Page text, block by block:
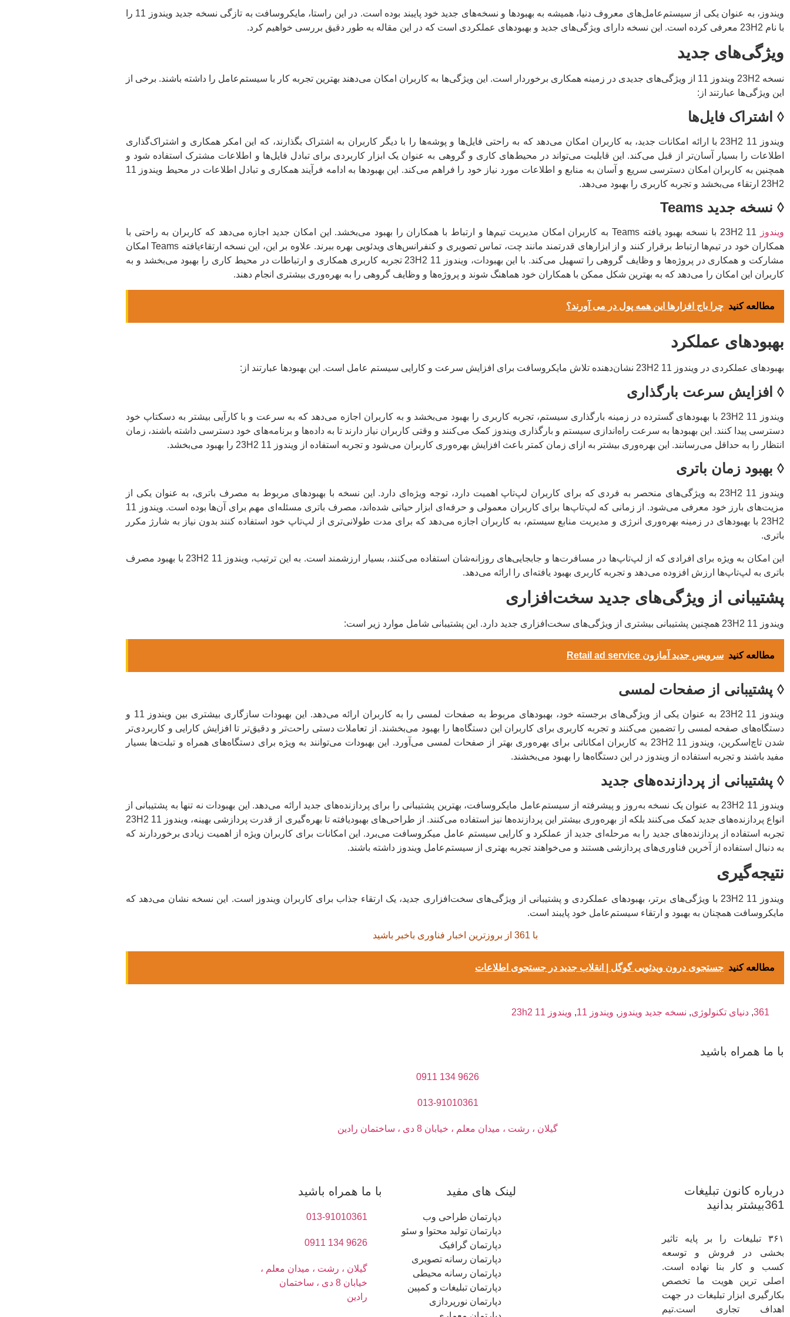
ویندوز، به عنوان یکی از سیستم‌عامل‌های معروف دنیا، همیشه به بهبودها و نسخه‌های جدید خود پایبند بوده است. در این راستا، مایکروسافت به تازگی نسخه جدید ویندوز 11 را
با نام 23H2 معرفی کرده است. این نسخه دارای ویژگی‌های جدید و بهبودهای عملکردی است که در این مقاله به طور دقیق بررسی خواهیم کرد.
ویژگی‌های جدید
نسخه 23H2 ویندوز 11 از ویژگی‌های جدیدی در زمینه همکاری برخوردار است. این ویژگی‌ها به کاربران امکان می‌دهند بهترین تجربه کار با سیستم‌عامل را داشته باشند. برخی از
این ویژگی‌ها عبارتند از:
◊ اشتراک فایل‌ها
ویندوز 11 23H2 با ارائه امکانات جدید، به کاربران امکان می‌دهد که به راحتی فایل‌ها و پوشه‌ها را با دیگر کاربران به اشتراک بگذارند، که این امکر همکاری و اشتراک‌گذاری
اطلاعات را بسیار آسان‌تر از قبل می‌کند. این قابلیت می‌تواند در محیط‌های کاری و گروهی به عنوان یک ابزار کاربردی برای تبادل فایل‌ها و اطلاعات مشترک استفاده شود و
همچنین به کاربران امکان دسترسی سریع و آسان به منابع و اطلاعات مورد نیاز خود را فراهم می‌کند. این بهبودها به ادامه فرآیند همکاری و تبادل اطلاعات در محیط ویندوز 11
23H2 ارتقاء می‌بخشد و تجربه کاربری را بهبود می‌دهد.
◊ نسخه جدید
ویندوز
11 23H2 با نسخه بهبود یافته Teams به کاربران امکان مدیریت تیم‌ها و ارتباط با همکاران را بهبود می‌بخشد. این امکان جدید اجازه می‌دهد که کاربران به راحتی با
همکاران خود در تیم‌ها ارتباط برقرار کنند و از ابزارهای قدرتمند مانند چت، تماس تصویری و کنفرانس‌های ویدئویی بهره ببرند. علاوه بر این، این نسخه ارتقاء‌یافته Teams امکان
مشارکت و همکاری در پروژه‌ها و وظایف گروهی را تسهیل می‌کند. با این بهبودات، ویندوز 11 23H2 تجربه کاربری همکاری و ارتباطات در محیط کاری را بهبود می‌بخشد و به
کاربران این امکان را می‌دهد که به بهترین شکل ممکن با همکاران خود هماهنگ شوند و پروژه‌ها و وظایف گروهی را به بهره‌وری بیشتری انجام دهند.
مطالعه کنید چرا باج افزارها این همه پول در می آورند؟
بهبودهای عملکرد
بهبودهای عملکردی در ویندوز 11 23H2 نشان‌دهنده تلاش مایکروسافت برای افزایش سرعت و کارایی سیستم عامل است. این بهبودها عبارتند از:
◊ افزایش سرعت بارگذاری
ویندوز 11 23H2 با بهبودهای گسترده در زمینه بارگذاری سیستم، تجربه کاربری را بهبود می‌بخشد و به کاربران اجازه می‌دهد که به سرعت و با کارآیی بیشتر به دسکتاپ خود
دسترسی پیدا کنند. این بهبودها به سرعت راه‌اندازی سیستم و بارگذاری ویندوز کمک می‌کنند و وقتی کاربران نیاز دارند تا به داده‌ها و برنامه‌های خود دسترسی داشته باشند، زمان
انتظار را به حداقل می‌رسانند. این بهره‌وری بیشتر به ازای زمان کمتر باعث افزایش بهره‌وری کاربران می‌شود و تجربه استفاده از ویندوز 11 23H2 را بهبود می‌بخشد.
◊ بهبود زمان باتری
ویندوز 11 23H2 به ویژگی‌های منحصر به فردی که برای کاربران لپ‌تاپ اهمیت دارد، توجه ویژه‌ای دارد. این نسخه با بهبودهای مربوط به مصرف باتری، به عنوان یکی از
مزیت‌های بارز خود معرفی می‌شود. از زمانی که لپ‌تاپ‌ها برای کاربران معمولی و حرفه‌ای ابزار حیاتی شده‌اند، مصرف باتری مسئله‌ای مهم برای آن‌ها بوده است. ویندوز 11
23H2 با بهبودهای در زمینه بهره‌وری انرژی و مدیریت منابع سیستم، به کاربران اجازه می‌دهد که برای مدت طولانی‌تری از لپ‌تاپ خود استفاده کنند بدون نیاز به شارژ مکرر
باتری.
این امکان به ویژه برای افرادی که از لپ‌تاپ‌ها در مسافرت‌ها و جابجایی‌های روزانه‌شان استفاده می‌کنند، بسیار ارزشمند است. به این ترتیب، ویندوز 11 23H2 با بهبود مصرف
باتری به لپ‌تاپ‌ها ارزش افزوده می‌دهد و تجربه کاربری بهبود یافته‌ای را ارائه می‌دهد.
پشتیبانی از ویژگی‌های جدید سخت‌افزاری
ویندوز 11 23H2 همچنین پشتیبانی بیشتری از ویژگی‌های سخت‌افزاری جدید دارد. این پشتیبانی شامل موارد زیر است:
مطالعه کنید سرویس جدید آمازون Retail ad service
◊ پشتیبانی از صفحات لمسی
ویندوز 11 23H2 به عنوان یکی از ویژگی‌های برجسته خود، بهبود‌های مربوط به صفحات لمسی را به کاربران ارائه می‌دهد. این بهبودات سازگاری بیشتری بین ویندوز 11 و
دستگاه‌های صفحه لمسی را تضمین می‌کنند و تجربه کاربری برای کاربران این دستگاه‌ها را بهبود می‌بخشند. از تعاملات دستی راحت‌تر و دقیق‌تر تا افزایش کارایی و کاربردی‌تر
شدن تاچ‌اسکرین، ویندوز 11 23H2 به کاربران امکاناتی برای بهره‌وری بهتر از صفحات لمسی می‌آورد. این بهبودات می‌توانند به ویژه برای دستگاه‌های همراه و تبلت‌ها بسیار
مفید باشند و تجربه استفاده از ویندوز در این دستگاه‌ها را بهبود می‌بخشند.
◊ پشتیبانی از پردازنده‌های جدید
ویندوز 11 23H2 به عنوان یک نسخه به‌روز و پیشرفته از سیستم‌عامل مایکروسافت، بهترین پشتیبانی را برای پردازنده‌های جدید ارائه می‌دهد. این بهبودات نه تنها به پشتیبانی از
انواع پردازنده‌های جدید کمک می‌کنند بلکه از بهره‌وری بیشتر این پردازنده‌ها نیز استفاده می‌کنند. از طراحی‌های بهبودیافته تا بهره‌گیری از قدرت پردازشی بهینه، ویندوز 11 23H2
تجربه استفاده از پردازنده‌های جدید را به مرحله‌ای جدید از عملکرد و کارایی سیستم عامل میکروسافت می‌برد. این امکانات برای کاربران ویژه از اهمیت زیادی برخوردارند که
به دنبال استفاده از آخرین فناوری‌های پردازشی هستند و می‌خواهند تجربه بهتری از سیستم‌عامل ویندوز داشته باشند.
نتیجه‌گیری
ویندوز 11 23H2 با ویژگی‌های برتر، بهبودهای عملکردی و پشتیبانی از ویژگی‌های سخت‌افزاری جدید، یک ارتقاء جذاب برای کاربران ویندوز است. این نسخه نشان می‌دهد که
مایکروسافت همچنان به بهبود و ارتقاء سیستم‌عامل خود پایبند است.
با 361 از بروزترین اخبار فناوری باخبر باشید
مطالعه کنید جستجوی درون ویدئویی گوگل | انقلاب جدید در جستجوی اطلاعات
361
, دنیای تکنولوژی, نسخه جدید ویندوز , ویندوز 11 , ویندوز 11 23h2
با ما همراه باشید
9626 134 0911
013-91010361
گیلان ، رشت ، میدان معلم ، خیابان 8 دی ، ساختمان رادین
درباره کانون تبلیغات
361بیشتر بدانید
۳۶۱ تبلیغات را بر پایه تاثیر
بخشی در فروش و توسعه
کسب و کار بنا نهاده است.
اصلی ترین هویت ما تخصص
بکارگیری ابزار تبلیغات در جهت
اهداف تجاری است.تیم
لینک های مفید
دپارتمان طراحی وب
دپارتمان تولید محتوا و سئو
دپارتمان گرافیک
دپارتمان رسانه تصویری
دپارتمان رسانه محیطی
دپارتمان تبلیغات و کمپین
دپارتمان نورپردازی
با ما همراه باشید
013-91010361
9626 134 0911
گیلان ، رشت ، میدان معلم ،
خیابان 8 دی ، ساختمان
رادین